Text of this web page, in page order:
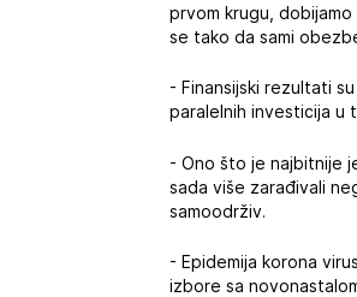
prvom krugu,
se tako da sami
- Finansijski rezultati
paralelnih investicija u
- Ono što je najbitnije
sada više zarađivali
samoodrživ.
- Epidemija korona
izbore sa